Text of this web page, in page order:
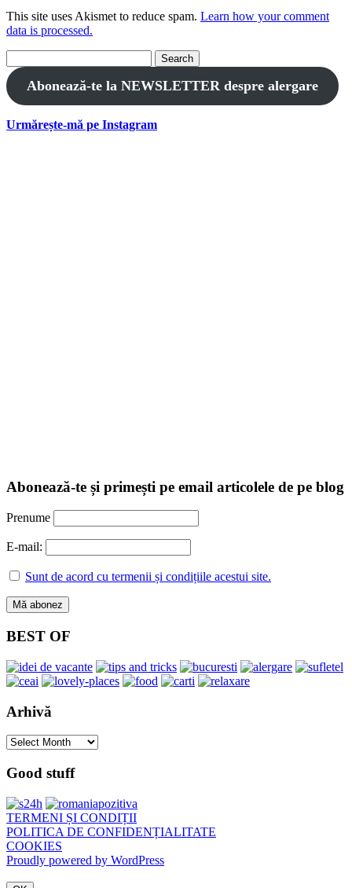
This site uses Akismet to reduce spam. Learn how your comment
data is processed.
for:
Abonează-te la NEWSLETTER despre alergare
Urmărește-mă pe Instagram
Abonează-te și primești pe email articolele de pe blog
Prenume
E-mail:
Sunt de acord cu termenii și condițiile acestui site.
BEST OF
Arhivă
Arhivă
Good stuff
TERMENI ȘI CONDIȚII
POLITICA DE CONFIDENȚIALITATE
COOKIES
Proudly powered by WordPress